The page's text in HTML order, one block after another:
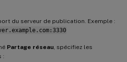
du serveur de publication. Exemple :
Partage réseau , spécifiez les
: